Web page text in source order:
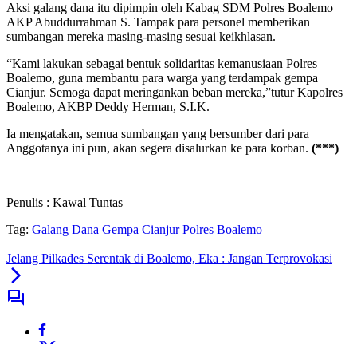
Aksi galang dana itu dipimpin oleh Kabag SDM Polres Boalemo
AKP Abuddurrahman S. Tampak para personel memberikan
sumbangan mereka masing-masing sesuai keikhlasan.
“Kami lakukan sebagai bentuk solidaritas kemanusiaan Polres
Boalemo, guna membantu para warga yang terdampak gempa
Cianjur. Semoga dapat meringankan beban mereka,”tutur Kapolres
Boalemo, AKBP Deddy Herman, S.I.K.
Ia mengatakan, semua sumbangan yang bersumber dari para
Anggotanya ini pun, akan segera disalurkan ke para korban. (***)
Penulis : Kawal Tuntas
Tag: Galang Dana Gempa Cianjur Polres Boalemo
Jelang Pilkades Serentak di Boalemo, Eka : Jangan Terprovokasi